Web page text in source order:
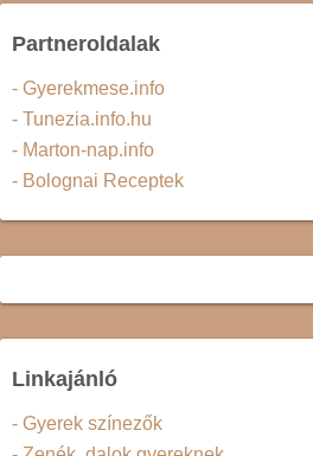
Partneroldalak
- Gyerekmese.info
- Tunezia.info.hu
- Marton-nap.info
- Bolognai Receptek
Linkajánló
- Gyerek színezők